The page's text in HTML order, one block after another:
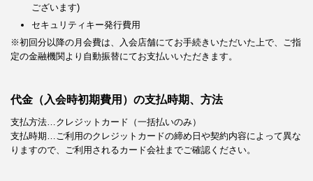
ございます)
セキュリティキー発行費用
※初回分以降の月会費は、入会店舗にてお手続きいただいた上で、ご指
定の金融機関より自動振替にてお支払いいただきます。
代金（入会時初期費用）の支払時期、方法
支払方法…クレジットカード（一括払いのみ）
支払時期…ご利用のクレジットカードの締め日や契約内容によって異な
りますので、ご利用されるカード会社までご確認ください。